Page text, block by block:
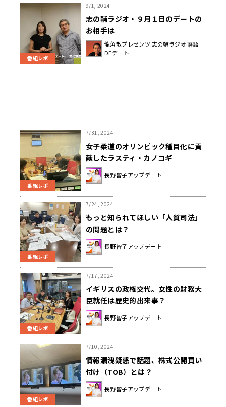
午後3時30分から
番組レポ
9/1, 2024
志の輔ラジオ・９月１日のデートの
お相手は
龍角散プレゼンツ 志の輔ラジオ 落語
DEデート
番組レポ
7/31, 2024
女子柔道のオリンピック種目化に貢
献したラスティ・カノコギ
長野智子アップデート
番組レポ
7/24, 2024
もっと知られてほしい「人質司法」
の問題とは？
長野智子アップデート
番組レポ
7/17, 2024
イギリスの政権交代。女性の財務大
臣就任は歴史的出来事？
長野智子アップデート
番組レポ
7/10, 2024
情報漏洩疑惑で話題、株式公開買い
付け（TOB）とは？
長野智子アップデート